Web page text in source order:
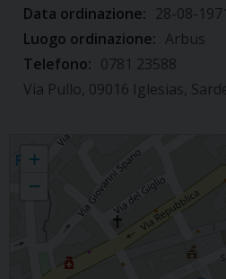
Data ordinazione: 28-08-
Luogo ordinazione: Arbus
Telefono: 0781 23588
Via Pullo, 09016 Iglesias,
Giovanni Paolo Zedda
+
−